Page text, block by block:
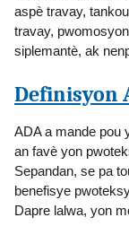
aspè travay,
travay,
siplemantè, ak
Definisyon
ADA a mande pou
an favè yon
Sepandan, se pa
benefisye
Dapre lalwa, yon